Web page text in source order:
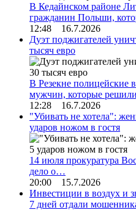
В Кедайнском районе
гражданин Польши,
12:48 16.7.2026
Дуэт поджигателей
тысяч евро
В Резекне полицейские
мужчин, которые
12:28 16.7.2026
"Убивать не хотела":
ударов ножом в гостя
14 июля прокуратура
дело о…
20:00 15.7.2026
Инвестиции в воздух и
7 дней отдали